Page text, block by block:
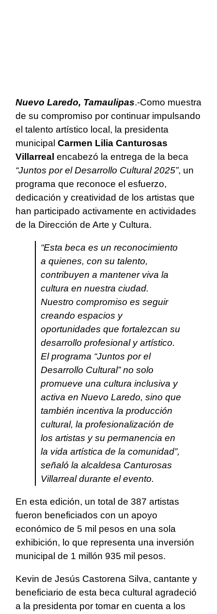
Nuevo Laredo, Tamaulipas.-Como muestra
de su compromiso por continuar impulsando
el talento artístico local, la presidenta
municipal Carmen Lilia Canturosas
Villarreal encabezó la entrega de la beca
“Juntos por el Desarrollo Cultural 2025”, un
programa que reconoce el esfuerzo,
dedicación y creatividad de los artistas que
han participado activamente en actividades
de la Dirección de Arte y Cultura.
“Esta beca es un reconocimiento
a quienes, con su talento,
contribuyen a mantener viva la
cultura en nuestra ciudad.
Nuestro compromiso es seguir
creando espacios y
oportunidades que fortalezcan su
desarrollo profesional y artístico.
El programa “Juntos por el
Desarrollo Cultural” no solo
promueve una cultura inclusiva y
activa en Nuevo Laredo, sino que
también incentiva la producción
cultural, la profesionalización de
los artistas y su permanencia en
la vida artística de la comunidad”,
señaló la alcaldesa Canturosas
Villarreal durante el evento.
En esta edición, un total de 387 artistas
fueron beneficiados con un apoyo
económico de 5 mil pesos en una sola
exhibición, lo que representa una inversión
municipal de 1 millón 935 mil pesos.
Kevin de Jesús Castorena Silva, cantante y
beneficiario de esta beca cultural agradeció
a la presidenta por tomar en cuenta a los